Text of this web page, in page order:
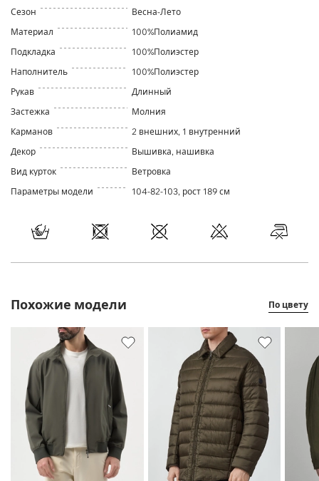
Сезон
Весна-Лето
Материал
100%Полиамид
Подкладка
100%Полиэстер
Наполнитель
100%Полиэстер
Рукав
Длинный
Застежка
Молния
Карманов
2 внешних, 1 внутренний
Декор
Вышивка, нашивка
Вид курток
Ветровка
Параметры модели
104-82-103, рост 189 см
Похожие модели По цвету